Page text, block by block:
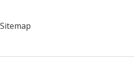
Sitemap